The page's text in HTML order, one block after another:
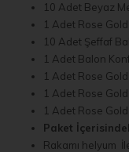
10 Adet Beyaz
1 Adet Rose Gold
10 Adet Şeffaf
1 Adet Balon
1 Adet Rose
1 Adet Rose
1 Adet Rose
Paket
Rakamı helyum